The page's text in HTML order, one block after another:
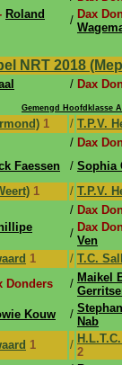
Roland
/ Dax
NRT 2018
/ Dax
Gemengd Hoofdklasse
1 / T.P.V.
/ Dax
Faessen / Sophia
1 / T.P.V.
/ Dax
/ Dax
Ven
1 / T.C.
Donders / Maikel
Kouw /
Nab
1 /
2